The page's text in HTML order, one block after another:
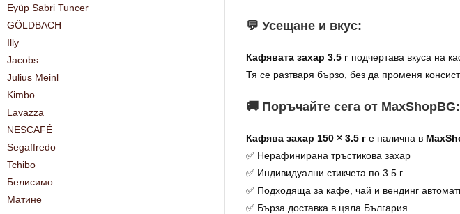
Eyüp Sabri Tuncer
GÖLDBACH
Illy
Jacobs
Julius Meinl
Kimbo
Lavazza
NESCAFÉ
Segaffredo
Tchibo
Белисимо
Матине
💬 Усещане и вкус:
Кафявата захар 3.5 гподчертава вкуса на
Тя се разтваря бързо, без да променя
🚚 Поръчайте сега от MaxShopBG:
Кафява захар 150 × 3.5 ге налична в
✅ Нерафинирана тръстикова захар
✅ Индивидуални стикчета по 3.5 г
✅ Подходяща за кафе, чай и вендинг
✅ Бърза доставка в цяла България